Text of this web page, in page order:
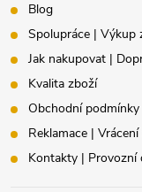
Blog
Spolupráce | Výkup
Jak nakupovat |
Kvalita zboží
Obchodní podmínky
Reklamace |
Kontakty | Provozní